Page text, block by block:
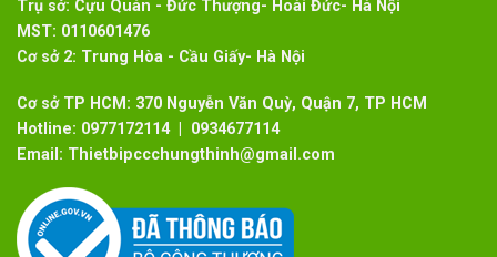
Trụ sở: Cựu Quán - Đức Thượng- Hoài Đức- Hà Nội
MST: 0110601476
Cơ sở 2: Trung Hòa - Cầu Giấy- Hà Nội
Cơ sở TP HCM: 370 Nguyễn Văn Quỳ, Quận 7, TP HCM
Hotline: 0977172114 | 0934677114
Email: Thietbipccchungthinh@gmail.com